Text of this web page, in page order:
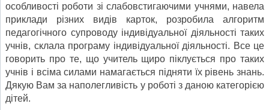
особливості роботи зі слабовстигаючими учнями, навела
приклади різних видів карток, розробила алгоритм
педагогічного супроводу індивідуальної діяльності таких
учнів, склала програму індивідуальної діяльності. Все це
говорить про те, що учитель щиро піклується про таких
учнів і всіма силами намагається підняти їх рівень знань.
Дякую Вам за наполегливість у роботі з даною категорією
дітей.